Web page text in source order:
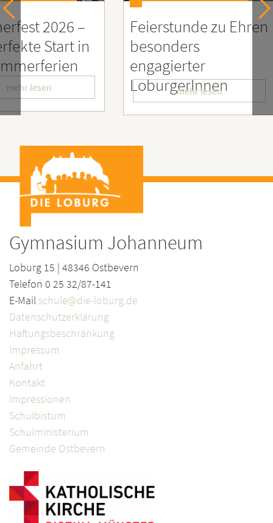
–
in
Feierstunde zu Ehren
besonders
engagierter
LoburgerInnen
mehr lesen
–
Gymnasium Johanneum
Loburg 15 | 48346 Ostbevern
Telefon 0 25 32/87-141
E-Mail schule@die-loburg.de
Datenschutzerklärung
Haftungsbeschränkung
Impressum
Anfahrt
Kontakt
Impressionen
Schulbistum
Schulministerium
Gemeinde Ostbevern